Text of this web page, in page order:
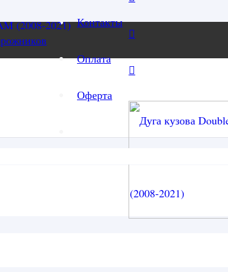
Контакты
Оплата
Оферта